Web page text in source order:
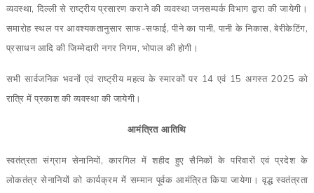
व्यवस्था, दिल्ली से राष्ट्रीय प्रसारण कराने की व्यवस्था जनसम्पर्क विभाग द्वारा की जायेगी।
समारोह स्थल पर आवश्यकतानुसार साफ-सफाई, पीने का पानी, पानी के निकास, बेरीकेटिंग,
प्रसाधन आदि की जिम्मेदारी नगर निगम, भोपाल की होगी।
सभी सार्वजनिक भवनों एवं राष्ट्रीय महत्व के स्मारकों पर 14 एवं 15 अगस्त 2025 को
रात्रि में प्रकाश की व्यवस्था की जायेगी।
आमंत्रित आतिथि
स्वतंत्रता संग्राम सेनानियों, कारगिल में शहीद हुए सैनिकों के परिवारों एवं प्रदेश के
लोकतंत्र सेनानियों को कार्यक्रम में सम्मान पूर्वक आमंत्रित किया जायेगा। वृद्ध स्वतंत्रता